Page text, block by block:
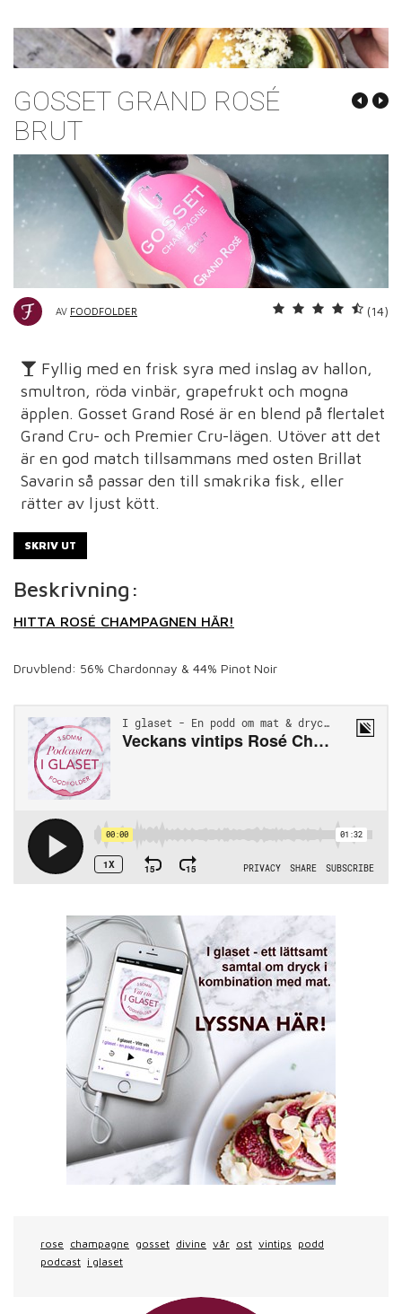
GOSSET GRAND ROSÉ
BRUT
AV FOODFOLDER (14)
Fyllig med en frisk syra med inslag av hallon,
smultron, röda vinbär, grapefrukt och mogna
äpplen. Gosset Grand Rosé är en blend på flertalet
Grand Cru- och Premier Cru-lägen. Utöver att det
är en god match tillsammans med osten Brillat
Savarin så passar den till smakrika fisk, eller
rätter av ljust kött.
SKRIV UT
Beskrivning:
HITTA ROSÉ CHAMPAGNEN HÄR!
Druvblend: 56% Chardonnay & 44% Pinot Noir
rose champagne gosset divine vår ost vintips podd
podcast i glaset